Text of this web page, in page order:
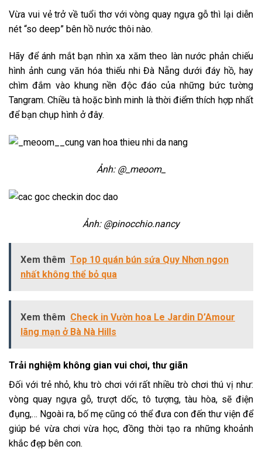
Vừa vui vẻ trở về tuổi thơ với vòng quay ngựa gỗ thì lại diễn
nét “so deep” bên hồ nước thôi nào.
Hãy để ánh mắt bạn nhìn xa xăm theo làn nước phản chiếu
hình ảnh cung văn hóa thiếu nhi Đà Nẵng dưới đáy hồ, hay
chìm đắm vào khung nền độc đáo của những bức tường
Tangram. Chiều tà hoặc bình minh là thời điểm thích hợp nhất
để bạn chụp hình ở đây.
Ảnh: @_meoom_
Ảnh: @pinocchio.nancy
Xem thêm Top 10 quán bún sứa Quy Nhơn ngon
nhất không thể bỏ qua
Xem thêm Check in Vườn hoa Le Jardin D’Amour
lãng mạn ở Bà Nà Hills
Trải nghiệm không gian vui chơi, thư giãn
Đối với trẻ nhỏ, khu trò chơi với rất nhiều trò chơi thú vị như:
vòng quay ngựa gỗ, trượt dốc, tô tượng, tàu hòa, sẽ điện
đụng,… Ngoài ra, bố mẹ cũng có thể đưa con đến thư viện để
giúp bé vừa chơi vừa học, đồng thời tạo ra những khoảnh
khắc đẹp bên con.